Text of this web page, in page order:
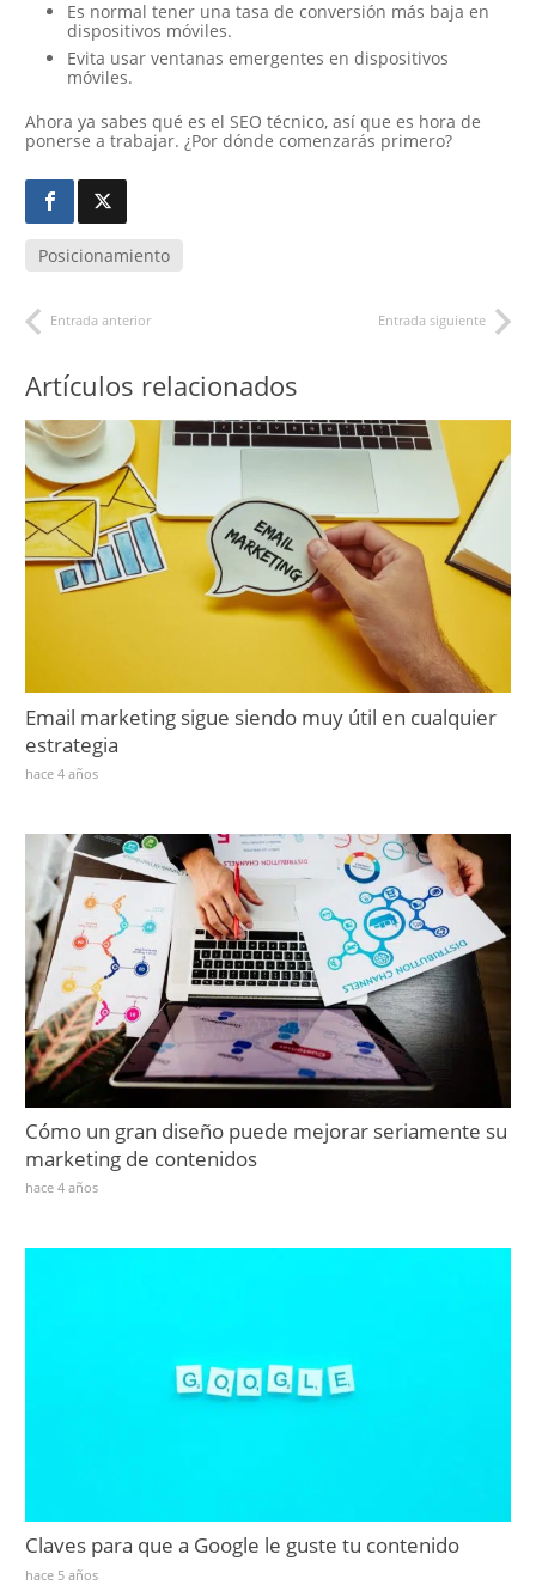
Es normal tener una tasa de conversión más baja en
dispositivos móviles.
Evita usar ventanas emergentes en dispositivos
móviles.
Ahora ya sabes qué es el SEO técnico, así que es hora de
ponerse a trabajar. ¿Por dónde comenzarás primero?
Posicionamiento
Entrada anterior Entrada siguiente
Artículos relacionados
Email marketing sigue siendo muy útil en cualquier
estrategia
hace 4 años
Cómo un gran diseño puede mejorar seriamente su
marketing de contenidos
hace 4 años
Claves para que a Google le guste tu contenido
hace 5 años